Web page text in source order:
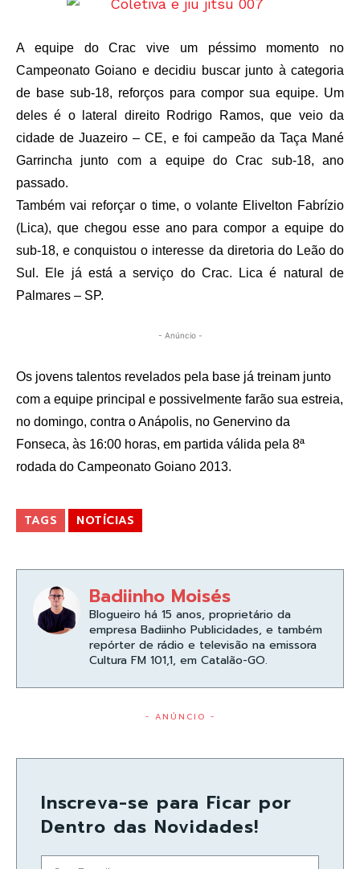
A equipe do Crac vive um péssimo momento no
Campeonato Goiano e decidiu buscar junto à categoria
de base sub-18, reforços para compor sua equipe. Um
deles é o lateral direito Rodrigo Ramos, que veio da
cidade de Juazeiro – CE, e foi campeão da Taça Mané
Garrincha junto com a equipe do Crac sub-18, ano
passado.
Também vai reforçar o time, o volante Elivelton Fabrízio
(Lica), que chegou esse ano para compor a equipe do
sub-18, e conquistou o interesse da diretoria do Leão do
Sul. Ele já está a serviço do Crac. Lica é natural de
Palmares – SP.
- Anúncio -
Os jovens talentos revelados pela base já treinam junto
com a equipe principal e possivelmente farão sua estreia,
no domingo, contra o Anápolis, no Genervino da
Fonseca, às 16:00 horas, em partida válida pela 8ª
rodada do Campeonato Goiano 2013.
TAGS NOTÍCIAS
Badiinho Moisés
Blogueiro há 15 anos, proprietário da
empresa Badiinho Publicidades, e também
repórter de rádio e televisão na emissora
Cultura FM 101,1, em Catalão-GO.
- ANÚNCIO -
Inscreva-se para Ficar por
Dentro das Novidades!